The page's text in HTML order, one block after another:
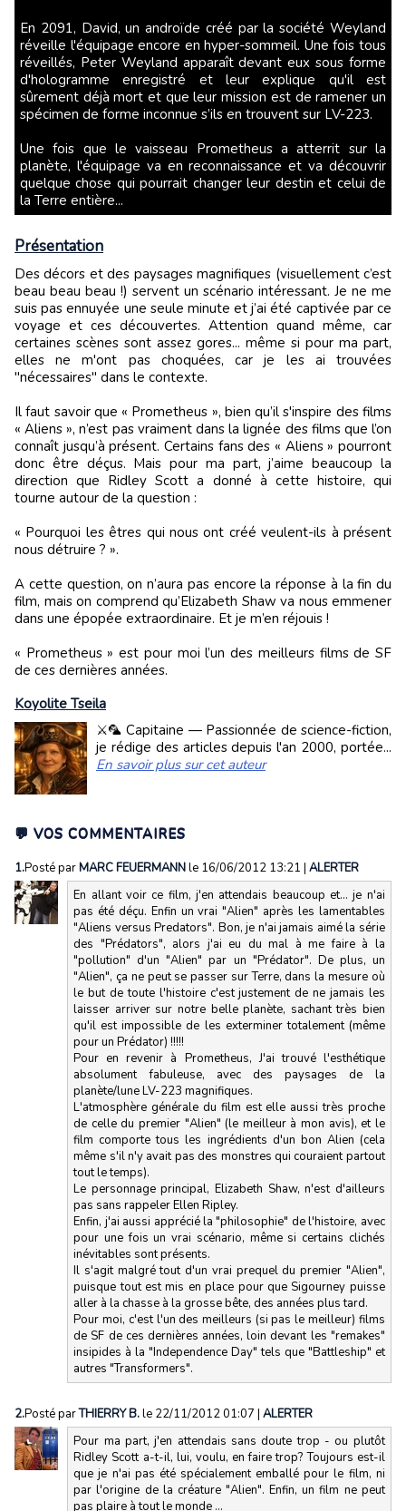
En 2091, David, un androïde créé par la société Weyland
réveille l'équipage encore en hyper-sommeil. Une fois tous
réveillés, Peter Weyland apparaît devant eux sous forme
d'hologramme enregistré et leur explique qu'il est
sûrement déjà mort et que leur mission est de ramener un
spécimen de forme inconnue s’ils en trouvent sur LV-223.
Une fois que le vaisseau Prometheus a atterrit sur la
planète, l'équipage va en reconnaissance et va découvrir
quelque chose qui pourrait changer leur destin et celui de
la Terre entière...
Présentation
Des décors et des paysages magnifiques (visuellement c’est
beau beau beau !) servent un scénario intéressant. Je ne me
suis pas ennuyée une seule minute et j’ai été captivée par ce
voyage et ces découvertes. Attention quand même, car
certaines scènes sont assez gores... même si pour ma part,
elles ne m'ont pas choquées, car je les ai trouvées
"nécessaires" dans le contexte.
Il faut savoir que « Prometheus », bien qu’il s'inspire des films
« Aliens », n’est pas vraiment dans la lignée des films que l’on
connaît jusqu’à présent. Certains fans des « Aliens » pourront
donc être déçus. Mais pour ma part, j’aime beaucoup la
direction que Ridley Scott a donné à cette histoire, qui
tourne autour de la question :
« Pourquoi les êtres qui nous ont créé veulent-ils à présent
nous détruire ? ».
A cette question, on n’aura pas encore la réponse à la fin du
film, mais on comprend qu’Elizabeth Shaw va nous emmener
dans une épopée extraordinaire. Et je m’en réjouis !
« Prometheus » est pour moi l’un des meilleurs films de SF
de ces dernières années.
Koyolite Tseila
⚔️🦜 Capitaine — Passionnée de science-fiction,
je rédige des articles depuis l'an 2000, portée...
En savoir plus sur cet auteur
💬 VOS COMMENTAIRES
1.Posté parMARC FEUERMANNle 16/06/2012 13:21 | ALERTER
En allant voir ce film, j'en attendais beaucoup et... je n'ai
pas été déçu. Enfin un vrai "Alien" après les lamentables
"Aliens versus Predators". Bon, je n'ai jamais aimé la série
des "Prédators", alors j'ai eu du mal à me faire à la
"pollution" d'un "Alien" par un "Prédator". De plus, un
"Alien", ça ne peut se passer sur Terre, dans la mesure où
le but de toute l'histoire c'est justement de ne jamais les
laisser arriver sur notre belle planète, sachant très bien
qu'il est impossible de les exterminer totalement (même
pour un Prédator) !!!!!
Pour en revenir à Prometheus, J'ai trouvé l'esthétique
absolument fabuleuse, avec des paysages de la
planète/lune LV-223 magnifiques.
L'atmosphère générale du film est elle aussi très proche
de celle du premier "Alien" (le meilleur à mon avis), et le
film comporte tous les ingrédients d'un bon Alien (cela
même s'il n'y avait pas des monstres qui couraient partout
tout le temps).
Le personnage principal, Elizabeth Shaw, n'est d'ailleurs
pas sans rappeler Ellen Ripley.
Enfin, j'ai aussi apprécié la "philosophie" de l'histoire, avec
pour une fois un vrai scénario, même si certains clichés
inévitables sont présents.
Il s'agit malgré tout d'un vrai prequel du premier "Alien",
puisque tout est mis en place pour que Sigourney puisse
aller à la chasse à la grosse bête, des années plus tard.
Pour moi, c'est l'un des meilleurs (si pas le meilleur) films
de SF de ces dernières années, loin devant les "remakes"
insipides à la "Independence Day" tels que "Battleship" et
autres "Transformers".
2.Posté parTHIERRY B.le 22/11/2012 01:07 | ALERTER
Pour ma part, j'en attendais sans doute trop - ou plutôt
Ridley Scott a-t-il, lui, voulu, en faire trop? Toujours est-il
que je n'ai pas été spécialement emballé pour le film, ni
par l'origine de la créature "Alien". Enfin, un film ne peut
pas plaire à tout le monde ...